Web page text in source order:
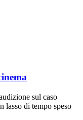
sul caso
lasso di tempo speso